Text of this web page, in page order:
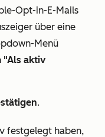
Opt-in-E-Mails
über eine
Menü
"Als aktiv
.
festgelegt haben,